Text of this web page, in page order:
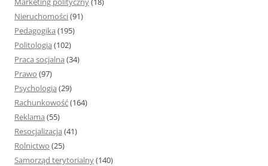
Nieruchomości(91)
Pedagogika (195)
Politologia (102)
Praca socjalna (34)
Prawo (97)
Psychologia (29)
Rachunkowość(164)
Reklama (55)
Resocjalizacja (41)
Rolnictwo (25)
Samorząd terytorialny(140)